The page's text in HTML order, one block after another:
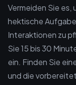
Vermeiden Sie es,
hektische
Interaktionen zu
Sie 15 bis 30
ein. Finden Sie
und die